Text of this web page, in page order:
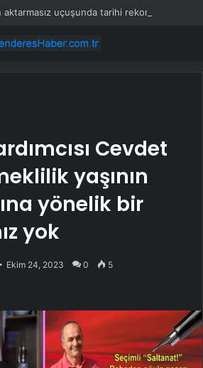
Cevdet
yaşının
yönelik bir
yok
Ekim 24, 2023 0 5